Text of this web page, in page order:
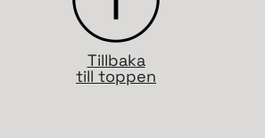
Tillbaka
till toppen